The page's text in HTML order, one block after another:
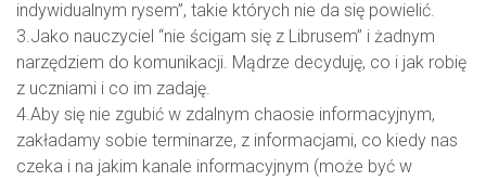
indywidualnym rysem”, takie których nie da się powielić.
3.Jako nauczyciel “nie ścigam się z Librusem” i żadnym
narzędziem do komunikacji. Mądrze decyduję, co i jak robię
z uczniami i co im zadaję.
4.Aby się nie zgubić w zdalnym chaosie informacyjnym,
zakładamy sobie terminarze, z informacjami, co kiedy nas
czeka i na jakim kanale informacyjnym (może być w